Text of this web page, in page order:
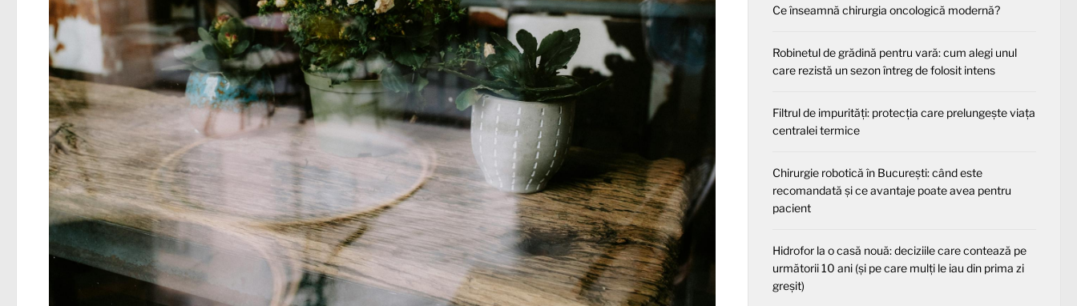
Ce înseamnă chirurgia oncologică modernă?
Robinetul de grădină pentru vară: cum alegi unul
care rezistă un sezon întreg de folosit intens
Filtrul de impurități: protecția care prelungește viața
centralei termice
Chirurgie robotică în București: când este
recomandată și ce avantaje poate avea pentru
pacient
Hidrofor la o casă nouă: deciziile care contează pe
următorii 10 ani (și pe care mulți le iau din prima zi
greșit)